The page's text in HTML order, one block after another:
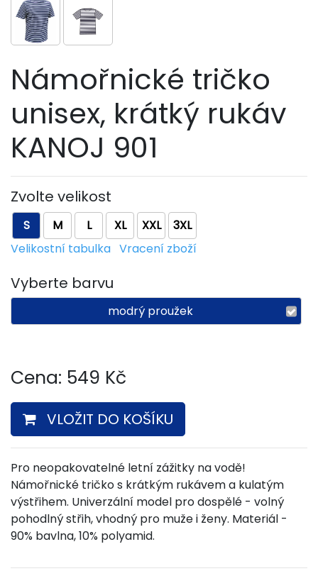
Námořnické tričko
unisex, krátký rukáv
KANOJ 901
Zvolte velikost
S M L XL XXL
3XL
Velikostní tabulka Vracení zboží
Vyberte barvu
modrý proužek
Cena: 549 Kč
VLOŽIT DO KOŠÍKU
Pro neopakovatelné letní zážitky na vodě!
Námořnické tričko s krátkým rukávem a kulatým
výstřihem. Univerzální model pro dospělé - volný
pohodlný střih, vhodný pro muže i ženy. Materiál -
90% bavlna, 10% polyamid.